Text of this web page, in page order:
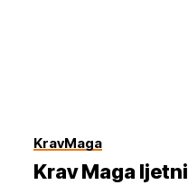
KravMaga
Krav Maga